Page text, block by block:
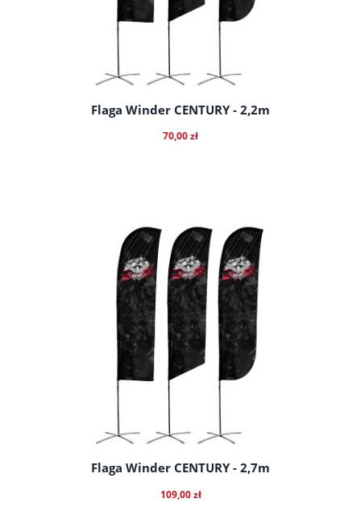
Flaga Winder CENTURY - 2,2m
70,00 zł
do koszyka
Flaga Winder CENTURY - 2,7m
109,00 zł